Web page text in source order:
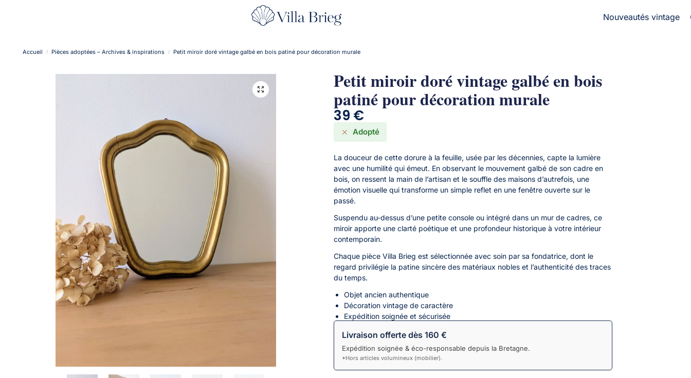
Nouveautés vintage
Accueil / Pièces adoptées – Archives & inspirations / Petit miroir doré vintage galbé en bois patiné pour décoration murale
Petit miroir doré vintage galbé en bois
patiné pour décoration murale
39 €
Adopté
La douceur de cette dorure à la feuille, usée par les décennies, capte la lumière
avec une humilité qui émeut. En observant le mouvement galbé de son cadre en
bois, on ressent la main de l’artisan et le souffle des maisons d’autrefois, une
émotion visuelle qui transforme un simple reflet en une fenêtre ouverte sur le
passé.
Suspendu au-dessus d’une petite console ou intégré dans un mur de cadres, ce
miroir apporte une clarté poétique et une profondeur historique à votre intérieur
contemporain.
Chaque pièce Villa Brieg est sélectionnée avec soin par sa fondatrice, dont le
regard privilégie la patine sincère des matériaux nobles et l’authenticité des traces
du temps.
Objet ancien authentique
Décoration vintage de caractère
Expédition soignée et sécurisée
Livraison offerte dès 160 €
Expédition soignée & éco-responsable depuis la Bretagne.
*Hors articles volumineux (mobilier).